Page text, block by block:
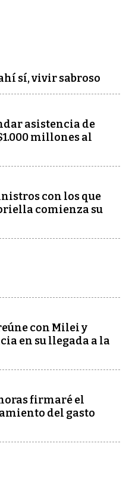
sí, vivir sabroso
asistencia de
millones al
con los que
comienza su
con Milei y
en su llegada a la
firmaré el
del gasto